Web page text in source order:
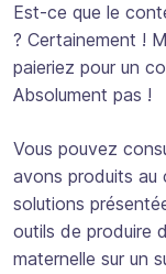
Est-ce que le
? Certainement !
paieriez pour un
Absolument pas !
Vous pouvez
avons produits au
solutions
outils de produire
maternelle sur un